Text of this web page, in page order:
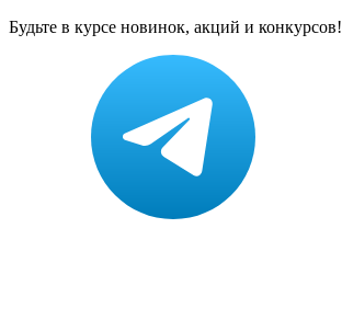
Будьте в курсе новинок, акций и конкурсов!